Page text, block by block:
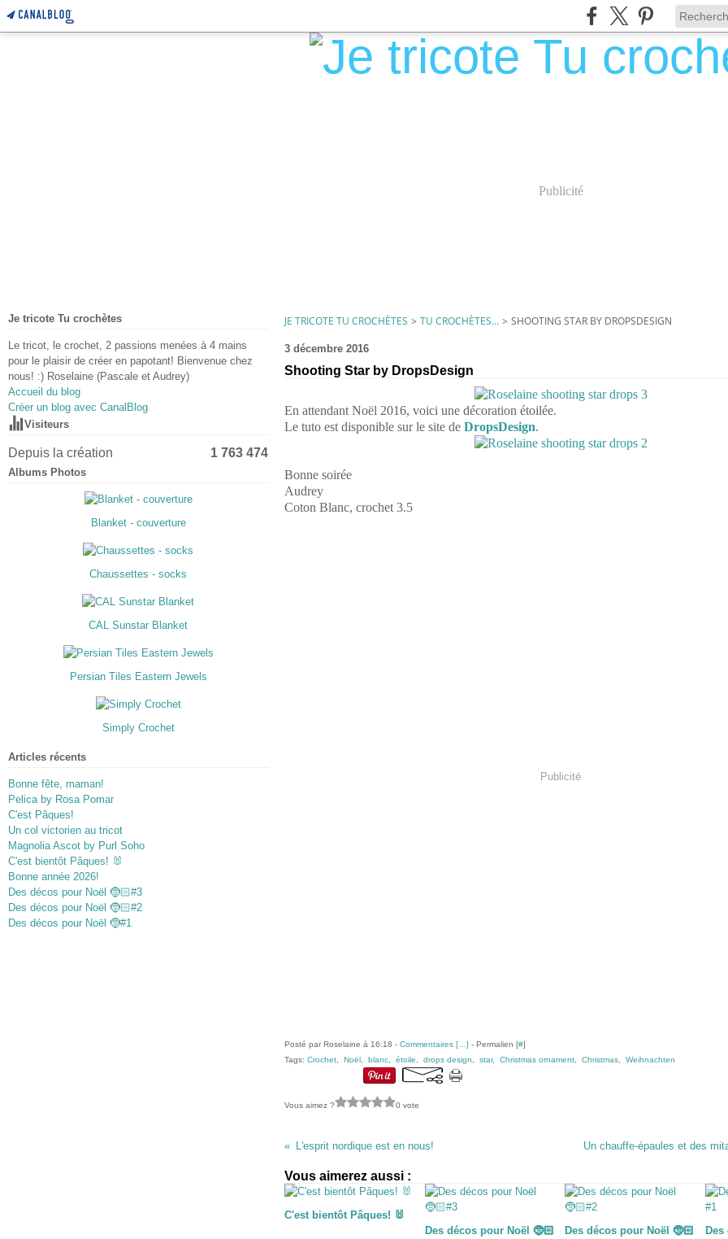
Publicité
Je tricote Tu crochètes
Le tricot, le crochet, 2 passions menées à 4 mains
pour le plaisir de créer en papotant! Bienvenue chez
nous! :) Roselaine (Pascale et Audrey)
Accueil du blog
Créer un blog avec CanalBlog
Visiteurs
Depuis la création 1 763 474
Albums Photos
Blanket - couverture
Chaussettes - socks
CAL Sunstar Blanket
Persian Tiles Eastern Jewels
Simply Crochet
Articles récents
Bonne fête, maman!
Pelica by Rosa Pomar
C'est Pâques!
Un col victorien au tricot
Magnolia Ascot by Purl Soho
C'est bientôt Pâques! 🐰
Bonne année 2026!
Des décos pour Noël 🤶🏻#3
Des décos pour Noël 🤶🏻#2
Des décos pour Noël 🤶#1
JE TRICOTE TU CROCHÈTES > TU CROCHÈTES... > SHOOTING STAR BY DROPSDESIGN
3 décembre 2016
Shooting Star by DropsDesign
En attendant Noël 2016, voici une décoration étoilée.
Le tuto est disponible sur le site de DropsDesign.
Bonne soirée
Audrey
Coton Blanc, crochet 3.5
Publicité
Posté par Roselaine à 16:18 - Commentaires [ ] - Permalien [#]
Tags: Crochet Noël blanc étoile drops design star, Christmas ornament Christmas Weihnachten
Vous aimez ? 0 vote
L'esprit nordique est en nous! Un chauffe-épaules et des
Vous aimerez aussi :
C'est bientôt Pâques! 🐰
Des décos pour Noël 🤶🏻
Des décos pour Noël 🤶🏻